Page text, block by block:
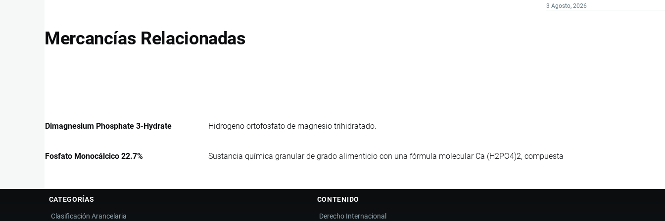
3 Agosto, 2026
Mercancías Relacionadas
Dimagnesium Phosphate 3-Hydrate Hidrogeno ortofosfato de magnesio trihidratado.
Fosfato Monocálcico 22.7% Sustancia química granular de grado alimenticio con una fórmula molecular Ca (H2PO4)2, compuesta
CATEGORÍAS
Clasificación Arancelaria
CONTENIDO
Derecho Internacional